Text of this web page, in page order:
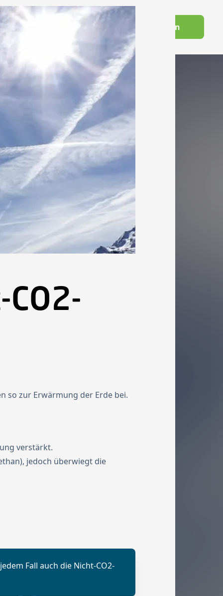
Switch to EnglishFutourist:in werden
so zur Erwärmung der Erde bei.
verstärkt.
jedoch überwiegt die
Fall auch die Nicht-CO2-